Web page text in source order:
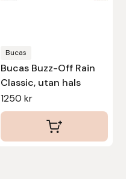
Bucas
Bucas Buzz-Off Rain
Classic, utan hals
1250 kr
produktsidan